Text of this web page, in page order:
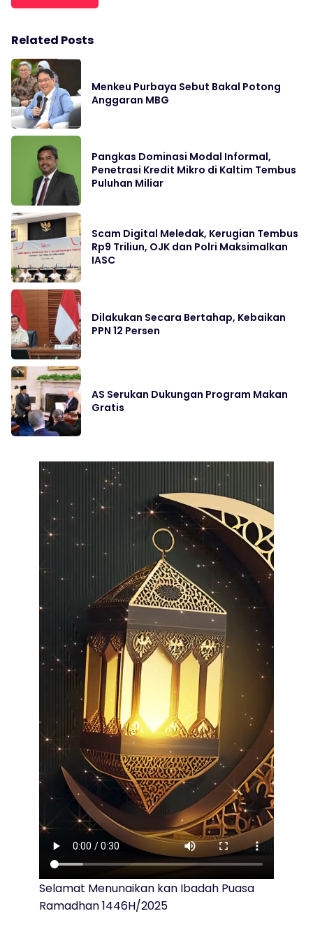
Related Posts
Menkeu Purbaya Sebut Bakal Potong
Anggaran MBG
Pangkas Dominasi Modal Informal,
Penetrasi Kredit Mikro di Kaltim Tembus
Puluhan Miliar
Scam Digital Meledak, Kerugian Tembus
Rp9 Triliun, OJK dan Polri Maksimalkan
IASC
Dilakukan Secara Bertahap, Kebaikan
PPN 12 Persen
AS Serukan Dukungan Program Makan
Gratis
Selamat Menunaikan kan Ibadah Puasa
Ramadhan 1446H/2025